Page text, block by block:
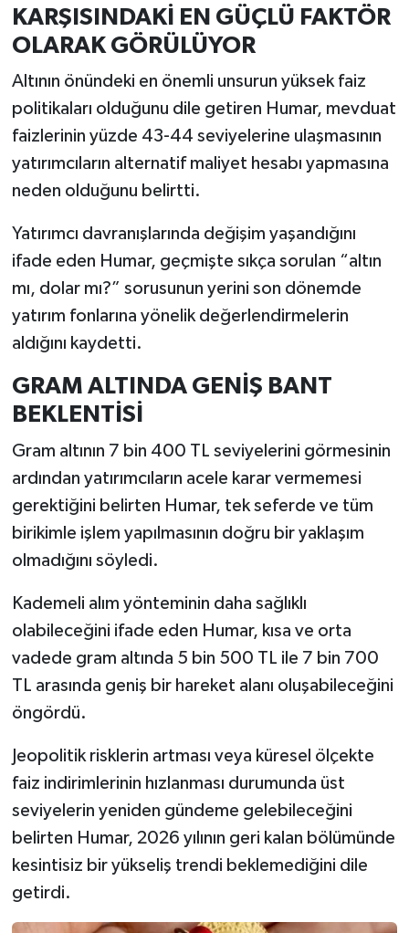
KARŞISINDAKİ EN GÜÇLÜ FAKTÖR
OLARAK GÖRÜLÜYOR
Altının önündeki en önemli unsurun yüksek faiz
politikaları olduğunu dile getiren Humar, mevduat
faizlerinin yüzde 43-44 seviyelerine ulaşmasının
yatırımcıların alternatif maliyet hesabı yapmasına
neden olduğunu belirtti.
Yatırımcı davranışlarında değişim yaşandığını
ifade eden Humar, geçmişte sıkça sorulan “altın
mı, dolar mı?” sorusunun yerini son dönemde
yatırım fonlarına yönelik değerlendirmelerin
aldığını kaydetti.
GRAM ALTINDA GENİŞ BANT
BEKLENTİSİ
Gram altının 7 bin 400 TL seviyelerini görmesinin
ardından yatırımcıların acele karar vermemesi
gerektiğini belirten Humar, tek seferde ve tüm
birikimle işlem yapılmasının doğru bir yaklaşım
olmadığını söyledi.
Kademeli alım yönteminin daha sağlıklı
olabileceğini ifade eden Humar, kısa ve orta
vadede gram altında 5 bin 500 TL ile 7 bin 700
TL arasında geniş bir hareket alanı oluşabileceğini
öngördü.
Jeopolitik risklerin artması veya küresel ölçekte
faiz indirimlerinin hızlanması durumunda üst
seviyelerin yeniden gündeme gelebileceğini
belirten Humar, 2026 yılının geri kalan bölümünde
kesintisiz bir yükseliş trendi beklemediğini dile
getirdi.